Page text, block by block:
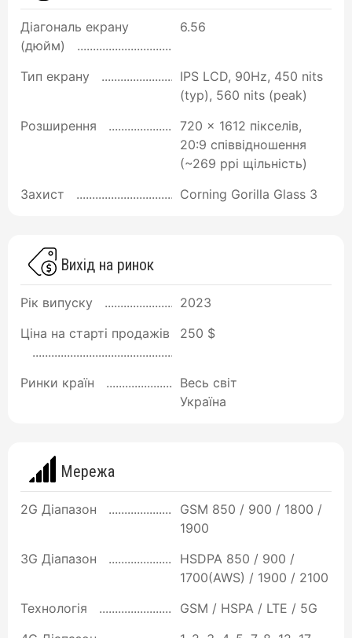
Діагональ екрану
(дюйм)
6.56
Тип екрану
IPS LCD, 90Hz, 450 nits
(typ), 560 nits (peak)
Розширення
720 x 1612 пікселів,
20:9 співвідношення
(~269 ppi щільність)
Захист
Corning Gorilla Glass 3
Вихід на ринок
Рік випуску
2023
Ціна на старті продажів
250 $
Ринки країн
Весь світ
Україна
Мережа
2G Діапазон
GSM 850 / 900 / 1800 /
1900
3G Діапазон
HSDPA 850 / 900 /
1700(AWS) / 1900 / 2100
Технологія
GSM / HSPA / LTE / 5G